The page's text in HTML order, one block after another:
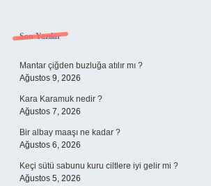
Sidebar
Son Yazılar
Mantar çiğden buzluğa atılır mı ?
Ağustos 9, 2026
Kara Karamuk nedir ?
Ağustos 7, 2026
Bir albay maaşı ne kadar ?
Ağustos 6, 2026
Keçi sütü sabunu kuru ciltlere iyi gelir mi ?
Ağustos 5, 2026